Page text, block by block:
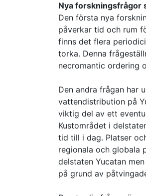
Nya forskningsfrågor
Den första nya
påverkar tid och rum
finns det flera
torka. Denna
necromantic ordering
Den andra frågan har
vattendistribution på
viktig del av ett
Kustområdet i
tid till i dag. Platser
regionala och globala
delstaten Yucatan
på grund av